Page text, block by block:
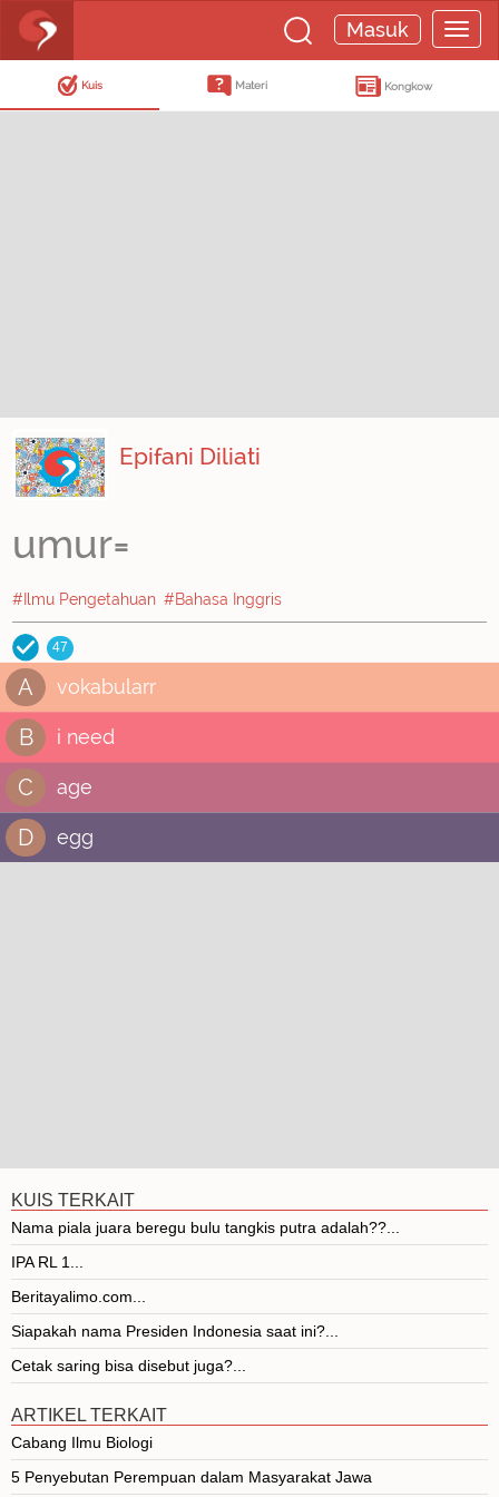
Masuk
Kuis Materi Kongkow
Epifani Diliati
umur=
#Ilmu Pengetahuan #Bahasa Inggris
47
A vokabularr
B i need
C age
D egg
KUIS TERKAIT
Nama piala juara beregu bulu tangkis putra adalah??...
IPA RL 1...
Beritayalimo.com...
Siapakah nama Presiden Indonesia saat ini?...
Cetak saring bisa disebut juga?...
ARTIKEL TERKAIT
Cabang Ilmu Biologi
5 Penyebutan Perempuan dalam Masyarakat Jawa